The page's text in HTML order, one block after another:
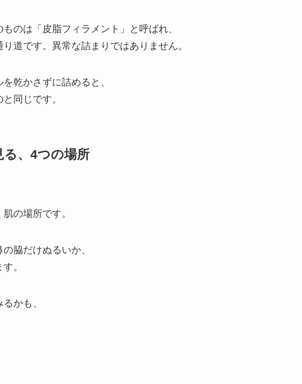
のは「皮脂フィラメント」と呼ばれ、
道です。異常な詰まりではありません。
乾かさずに詰めると、
同じです。
る、4つの場所
の場所です。
脇だけぬるいか、
。
かも、